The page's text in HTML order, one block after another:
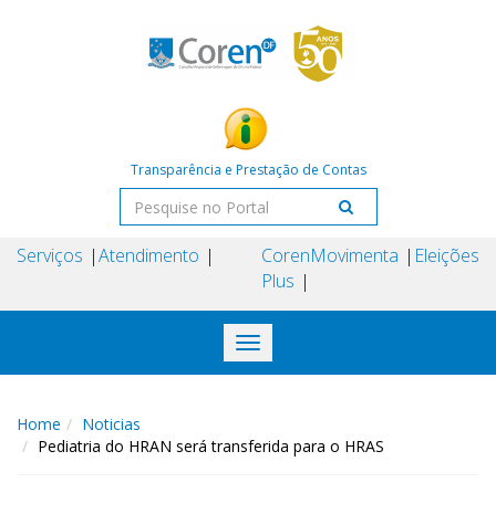
Transparência e Prestação de Contas
Serviços Atendimento
Coren
Plus
Movimenta Eleições
Toggle
navigation
Home
Noticias
Pediatria do HRAN será transferida para o HRAS